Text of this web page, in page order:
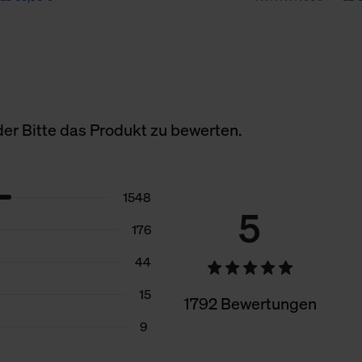
Bitte das Produkt zu bewerten.
5
1792 Bewertungen
1548
176
44
15
9